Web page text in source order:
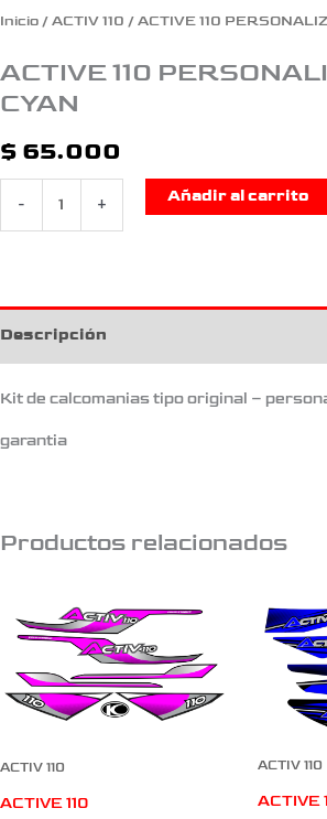
Inicio / ACTIV 110 / ACTIVE 110
ACTIVE 110
CYAN
$ 65.000
- +
Añadir al carrito
Descripción
Kit de calcomanias tipo original –
garantia
Productos relacionados
ACTIV 110
ACTIVE 110
ACTIV 110
ACTIVE